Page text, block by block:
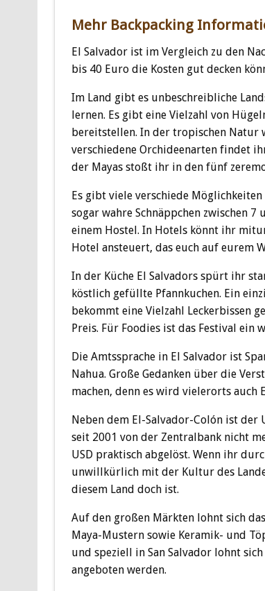
Mehr Backpacking
El Salvador ist im Vergleich zu den
bis 40 Euro die Kosten gut decken
Im Land gibt es unbeschreibliche
lernen. Es gibt eine Vielzahl von
bereitstellen. In der tropischen Natur
verschiedene Orchideenarten findet
der Mayas stoßt ihr in den fünf
Es gibt viele verschiede
sogar wahre Schnäppchen zwischen
einem Hostel. In Hotels könnt ihr
Hotel ansteuert, das euch auf eurem
In der Küche El Salvadors spürt ihr
köstlich gefüllte Pfannkuchen. Ein
bekommt eine Vielzahl Leckerbissen
Preis. Für Foodies ist das Festival ein
Die Amtssprache in El Salvador ist
Nahua. Große Gedanken über die
machen, denn es wird vielerorts auch
Neben dem El-Salvador-Colón ist
seit 2001 von der Zentralbank nicht
USD praktisch abgelöst. Wenn ihr
unwillkürlich mit der Kultur des
diesem Land doch ist.
Auf den großen Märkten lohnt sich
Maya-Mustern sowie Keramik- und
und speziell in San Salvador lohnt
angeboten werden.